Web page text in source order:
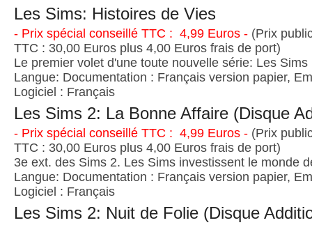
Les Sims: Histoires de Vies
- Prix spécial conseillé TTC : 4,99 Euros - (Prix
TTC : 30,00 Euros plus 4,00 Euros frais de port)
Le premier volet d'une toute nouvelle série: Les Sims
Langue: Documentation : Français version papier,
Logiciel : Français
Les Sims 2: La Bonne Affaire (Disque
- Prix spécial conseillé TTC : 4,99 Euros - (Prix
TTC : 30,00 Euros plus 4,00 Euros frais de port)
3e ext. des Sims 2. Les Sims investissent le monde
Langue: Documentation : Français version papier,
Logiciel : Français
Les Sims 2: Nuit de Folie (Disque